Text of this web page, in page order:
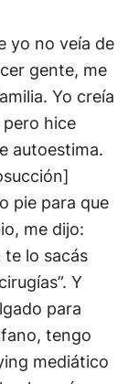
yo no veía de
gente, me
Yo creía
hice
autoestima.
pie para que
me dijo:
te lo sacás
Y
para
tengo
mediático